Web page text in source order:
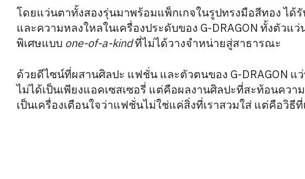
โดยแว่นตาทั้งสองรุ่นมาพร้อมแพ็กเกจในรูปทรงมือสีทอง ได้
และความหลงใหลในเครื่องประดับของ G-DRAGON ทั้งตัว
พิเศษแบบ one-of-a-kindที่ไม่ได้วางจำหน่ายสู่สาธารณะ
ด้วยดีไซน์ที่ผสานศิลปะ แฟชั่น และตัวตนของ G-DRAGON แ
ไม่ได้เป็นเพียงแอคเซสเซอรี่ แต่คือผลงานศิลปะที่สะท้อนค
เป็นเครื่องเตือนใจว่าแฟชั่นไม่ใช่แค่สิ่งที่เราสวมใส่ แต่คือวิธีที่